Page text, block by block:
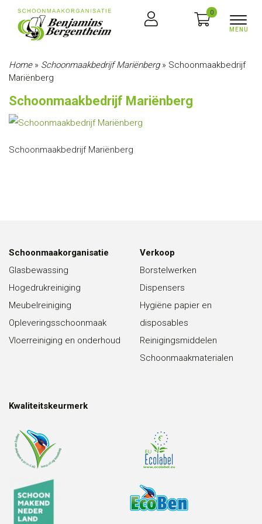
0
Home» Schoonmaakbedrijf Mariënberg» Schoonmaakbedrijf
Mariënberg
Schoonmaakbedrijf Mariënberg
Schoonmaakbedrijf Mariënberg
Schoonmaakorganisatie
Glasbewassing
Hogedrukreiniging
Meubelreiniging
Opleveringsschoonmaak
Vloerreiniging en onderhoud
Verkoop
Borstelwerken
Dispensers
Hygiëne papier en
disposables
Reinigingsmiddelen
Schoonmaakmaterialen
Kwaliteitskeurmerk